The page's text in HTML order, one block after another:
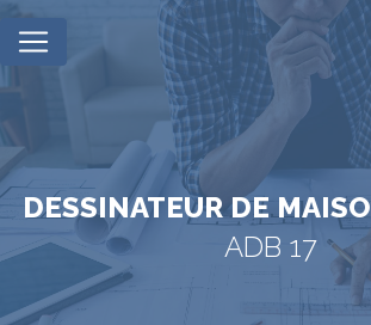
DESSINATEUR DE
ADB 17
Panneau de gestion des cookies